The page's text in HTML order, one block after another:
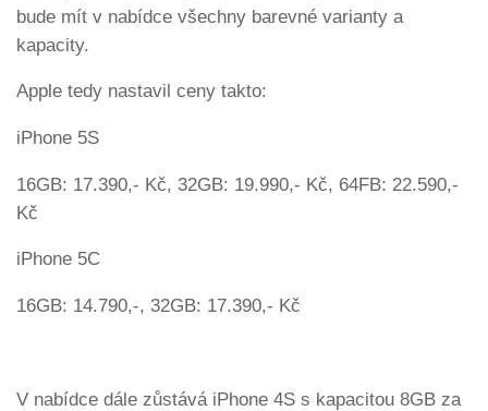
bude mít v nabídce všechny barevné varianty a
kapacity.
Apple tedy nastavil ceny takto:
iPhone 5S
16GB: 17.390,- Kč, 32GB: 19.990,- Kč, 64FB: 22.590,-
Kč
iPhone 5C
16GB: 14.790,-, 32GB: 17.390,- Kč
V nabídce dále zůstává iPhone 4S s kapacitou 8GB za